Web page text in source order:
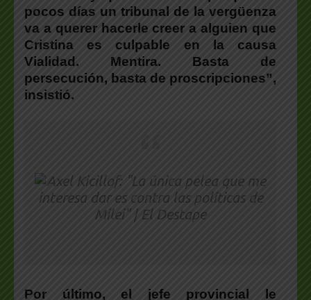
pocos días un tribunal de la vergüenza
va a querer hacerle creer a alguien que
Cristina es culpable en la causa
Vialidad. Mentira. Basta de
persecución, basta de proscripciones”,
insistió.
Por último, el jefe provincial le